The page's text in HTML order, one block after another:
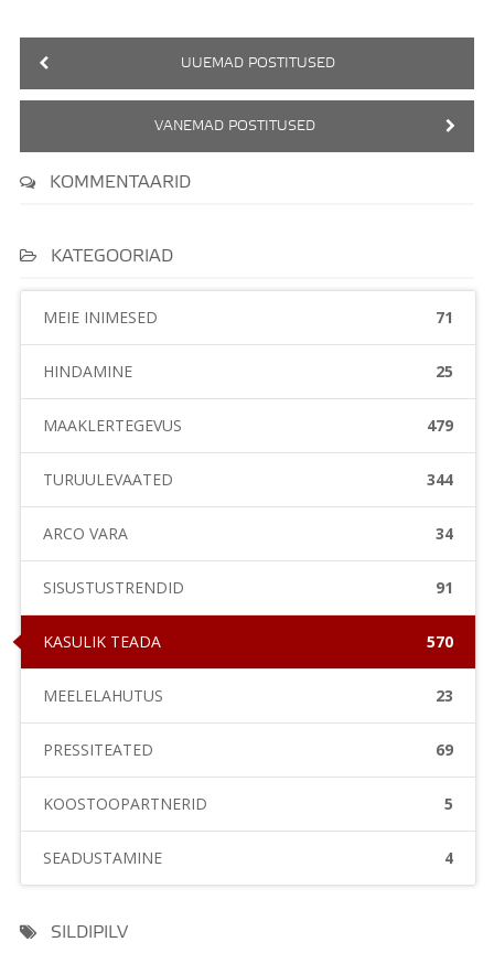
UUEMAD POSTITUSED
VANEMAD POSTITUSED
KOMMENTAARID
KATEGOORIAD
MEIE INIMESED 71
HINDAMINE 25
MAAKLERTEGEVUS 479
TURUÜLEVAATED 344
ARCO VARA 34
SISUSTUSTRENDID 91
KASULIK TEADA 570
MEELELAHUTUS 23
PRESSITEATED 69
KOOSTÖÖPARTNERID 5
SEADUSTAMINE 4
SILDIPILV